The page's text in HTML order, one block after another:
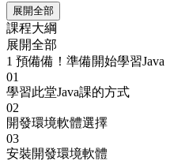
展開全部
課程大綱
展開全部
1 預備備！準備開始學習Java
01
學習此堂Java課的方式
02
開發環境軟體選擇
03
安裝開發環境軟體